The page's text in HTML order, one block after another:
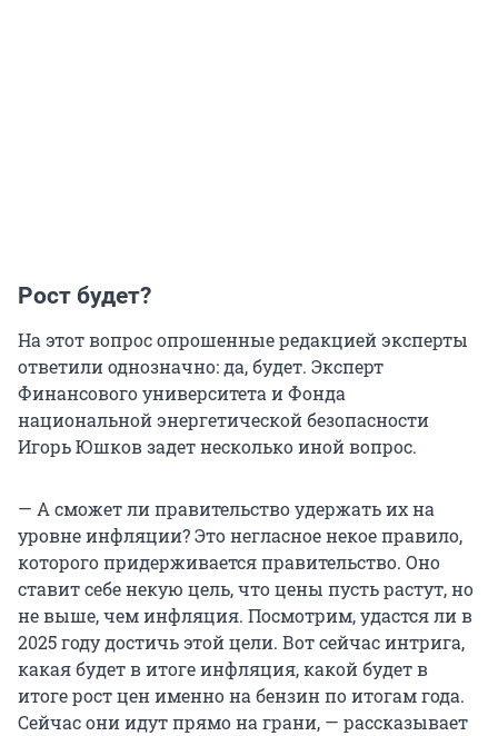
Рост будет?
На этот вопрос опрошенные редакцией эксперты
ответили однозначно: да, будет. Эксперт
Финансового университета и Фонда
национальной энергетической безопасности
Игорь Юшков задет несколько иной вопрос.
— А сможет ли правительство удержать их на
уровне инфляции? Это негласное некое правило,
которого придерживается правительство. Оно
ставит себе некую цель, что цены пусть растут, но
не выше, чем инфляция. Посмотрим, удастся ли в
2025 году достичь этой цели. Вот сейчас интрига,
какая будет в итоге инфляция, какой будет в
итоге рост цен именно на бензин по итогам года.
Сейчас они идут прямо на грани, — рассказывает